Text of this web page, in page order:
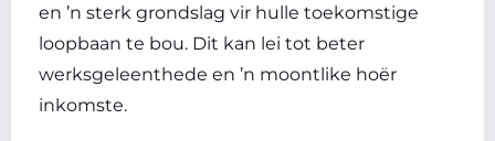
en ’n sterk grondslag vir hulle toekomstige
loopbaan te bou. Dit kan lei tot beter
werksgeleenthede en ’n moontlike hoër
inkomste.